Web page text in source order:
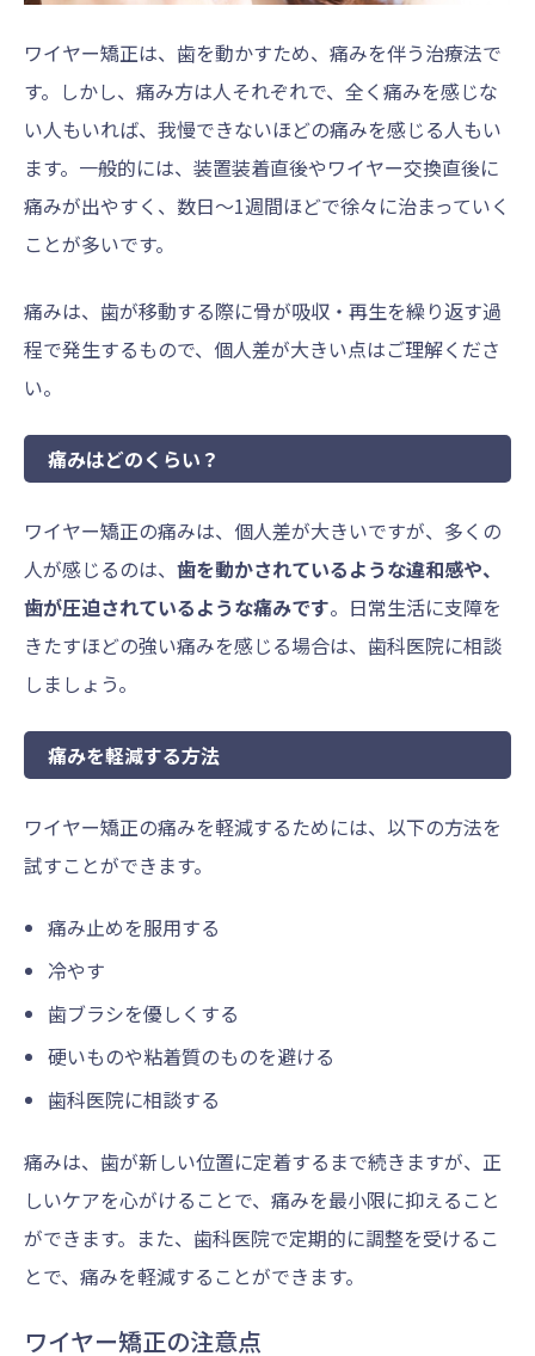
ワイヤー矯正は、歯を動かすため、痛みを伴う治療法で
す。しかし、痛み方は人それぞれで、全く痛みを感じな
い人もいれば、我慢できないほどの痛みを感じる人もい
ます。一般的には、装置装着直後やワイヤー交換直後に
痛みが出やすく、数日〜1週間ほどで徐々に治まっていく
ことが多いです。
痛みは、歯が移動する際に骨が吸収・再生を繰り返す過
程で発生するもので、個人差が大きい点はご理解くださ
い。
痛みはどのくらい？
ワイヤー矯正の痛みは、個人差が大きいですが、多くの
人が感じるのは、 歯を動かされているような違和感や、
歯が圧迫されているような痛みです。日常生活に支障を
きたすほどの強い痛みを感じる場合は、歯科医院に相談
しましょう。
痛みを軽減する方法
ワイヤー矯正の痛みを軽減するためには、以下の方法を
試すことができます。
痛み止めを服用する
冷やす
歯ブラシを優しくする
硬いものや粘着質のものを避ける
歯科医院に相談する
痛みは、歯が新しい位置に定着するまで続きますが、正
しいケアを心がけることで、痛みを最小限に抑えること
ができます。また、歯科医院で定期的に調整を受けるこ
とで、痛みを軽減することができます。
ワイヤー矯正の注意点